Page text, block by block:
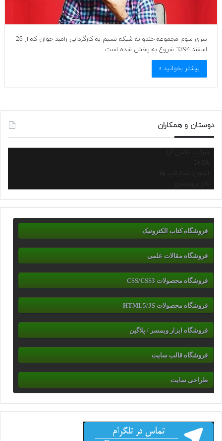
سری سوم مجموعه خندوانه شبکه نسیم به کارگردانی رامبد جوان که از 25
اسفند 1394 شروع به پخش شده است…
بیشتر بخوانید »
دوستان و همکاران
شرکت دانش آرا
انجمن استارتاپ ها
نانو پروسسور
فروشگاه کتاب الکترونیک
فروشگاه مقالات علمی
فروشگاه محصولات CSS/CSS3
فروشگاه محصولات HTML5/JS
فروشگاه ابزار وبمسر / پلاگین
فروشگاه قالب سایت
طراحی سایت